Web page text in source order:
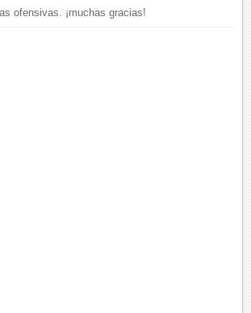
ofensivas. ¡muchas gracias!